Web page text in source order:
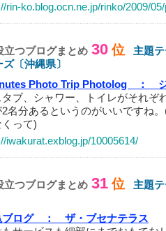
rin-ko.blog.ocn.ne.jp/rinko/2009/
立つブログまとめ 30 位
主題
〔沖縄県〕
Photo Trip Photolog ：
ブ、シャワー、トイレがそれぞ
2名分あるというのがいいですね
くって)
iwakurat.exblog.jp/10005614/
立つブログまとめ 31 位
主題
ブログ ：
ザ・ブセナテラス